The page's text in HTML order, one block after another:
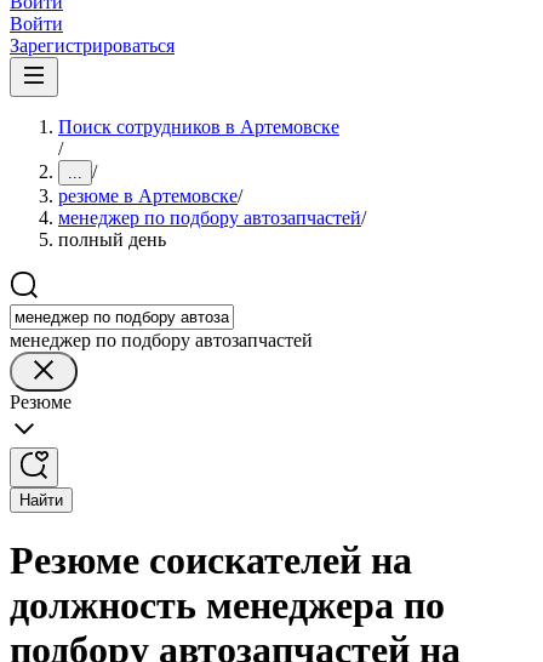
Войти
Зарегистрироваться
Поиск сотрудников в Артемовске
/
... /
резюме в Артемовске/
менеджер по подбору автозапчастей/
полный день
менеджер по подбору автозапчастей
Резюме
Найти
Резюме соискателей на
должность менеджера по
подбору автозапчастей на